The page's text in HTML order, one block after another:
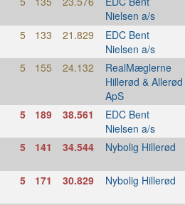
Nielsen a/s
5 133 21.829 EDC Bent
Nielsen a/s
5 155 24.132 RealMæglerne
Hillerød & Allerød
ApS
5 189 38.561 EDC Bent
Nielsen a/s
5 141 34.544 Nybolig Hillerød
5 171 30.829 Nybolig Hillerød